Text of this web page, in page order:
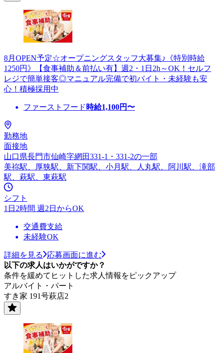
8月OPEN予定☆オープニングスタッフ大募集♪《特別時給
1250円》【食事補助＆前払い有】週2・1日2h～OK！セルフ
レジで簡単接客◎マニュアル完備で初バイト・未経験も安
心！積極採用中
ファーストフード 時給1,100円〜
勤務地
面接地
山口県長門市仙崎字網田331-1・331-2の一部
美祢駅、厚狭駅、新下関駅、小月駅、人丸駅、阿川駅、滝部
駅、萩駅、東萩駅
シフト
1日2時間 週2日からOK
交通費支給
未経験OK
詳細を見る
応募画面に進む
以下の求人はいかがですか？
条件を緩めてヒットした求人情報をピックアップ
アルバイト・パート
すき家 191号萩店2